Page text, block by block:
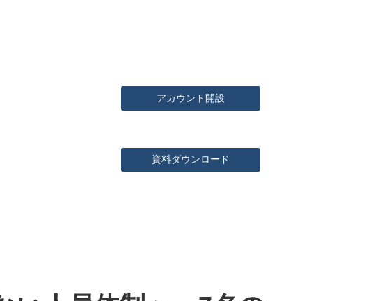
アカウント開設
資料ダウンロード